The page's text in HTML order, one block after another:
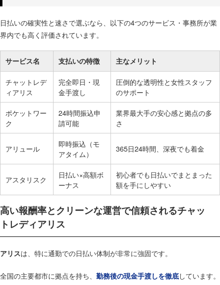
日払いの確実性と速さで選ぶなら、以下の4つのサービス・事務所が業
界内でも高く評価されています。
サービス名 支払いの特徴 主なメリット
チャットレデ
ィアリス
完全即日・現
金手渡し
圧倒的な透明性と女性スタッフ
のサポート
ポケットワー
ク
24時間振込申
請可能
業界最大手の安心感と拠点の多
さ
アリュール
即時振込（モ
アタイム）
365日24時間、深夜でも着金
アスタリスク
日払い×高額ボ
ーナス
初心者でも日払いでまとまった
額を手にしやすい
高い報酬率とクリーンな運営で信頼されるチャッ
トレディアリス
アリスは、特に通勤での日払い体制が非常に強固です。
全国の主要都市に拠点を持ち、 勤務後の現金手渡しを徹底しています。